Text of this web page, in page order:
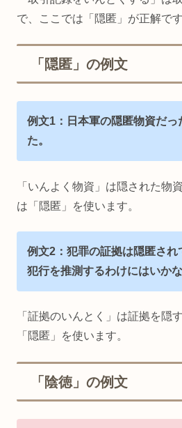
で、ここでは「隠匿」が正解です
「隠匿」の例文
例文1：日本軍の隠匿物資だっ
た。
「いんよく物資」は隠された物
は「隠匿」を使います。
例文2：犯罪の証拠は隠匿され
犯行を推測するわけにはいかな
「証拠のいんとく」は証拠を隠
「隠匿」を使います。
「陰徳」の例文